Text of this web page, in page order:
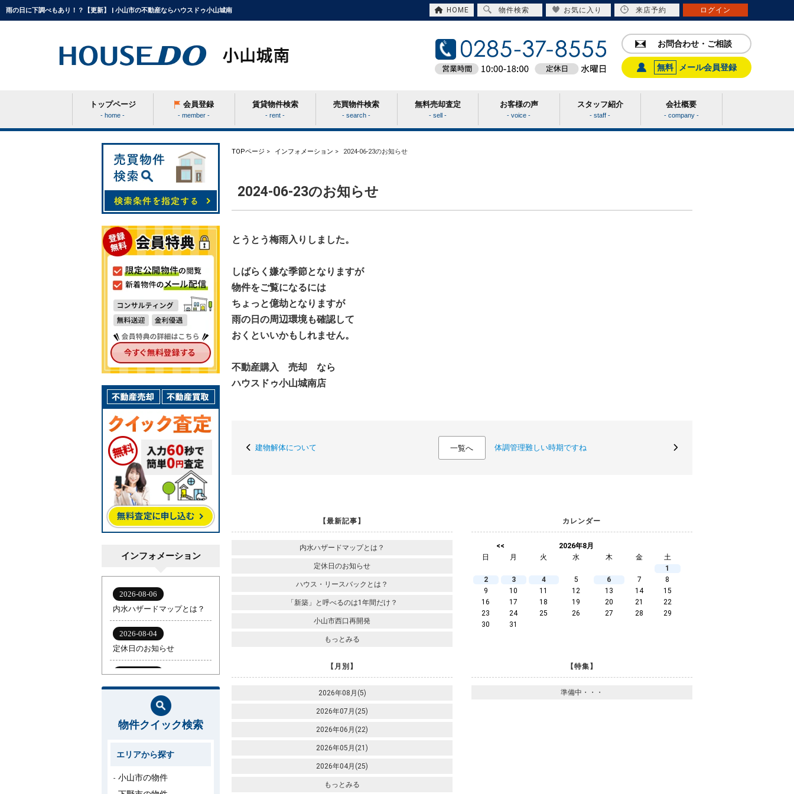
雨の日に下調べもあり！？【更新】 | 小山市の不動産ならハウスドゥ小山城南 HOME 物件検索 お気に入り 来店予約 ログイン
お問合わせ・ご相談
無料 メール会員登録
トップページ
- home -
会員登録
- member -
賃貸物件検索
- rent -
売買物件検索
- search -
条件から探す
学区から探す
町名から探す
無料売却査定
- sell -
お客様の声
- voice -
スタッフ紹介
- staff -
会社概要
- company -
TOPページ > インフォメーション > 2024-06-23のお知らせ
2024-06-23のお知らせ
とうとう梅雨入りしました。
しばらく嫌な季節となりますが
物件をご覧になるには
ちょっと億劫となりますが
雨の日の周辺環境も確認して
おくといいかもしれません。
不動産購入 売却 なら
ハウスドゥ小山城南店
建物解体について 一覧へ 体調管理難しい時期ですね
【最新記事】
内水ハザードマップとは？
定休日のお知らせ
ハウス・リースバックとは？
「新築」と呼べるのは1年間だけ？
小山市西口再開発
もっとみる
カレンダー
<<
2026年8月
日
月 火 水 木 金
土
1
2
3 4 5 6 7
8
9
10 11 12 13 14
15
16
17 18 19 20 21
22
23
24 25 26 27 28
29
30
31
【月別】
2026年08月(5)
2026年07月(25)
2026年06月(22)
2026年05月(21)
2026年04月(25)
もっとみる
【特集】
準備中・・・
インフォメーション
物件クイック検索
エリアから探す
小山市の物件